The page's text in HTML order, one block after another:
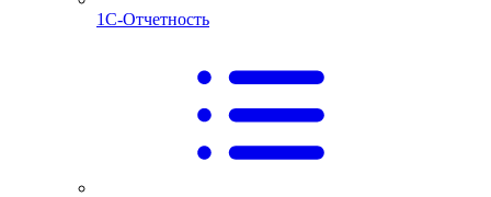
1С-Отчетность